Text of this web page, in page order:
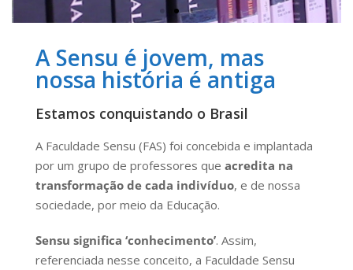
A Sensu é jovem, mas
nossa história é antiga
Estamos conquistando o Brasil
A Faculdade Sensu (FAS) foi concebida e implantada
por um grupo de professores que acredita na
transformação de cada indivíduo, e de nossa
sociedade, por meio da Educação.
Sensu significa ‘conhecimento’. Assim,
referenciada nesse conceito, a Faculdade Sensu